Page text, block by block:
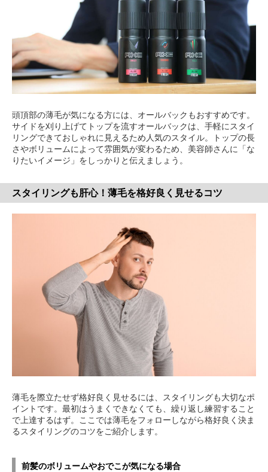
頭頂部の薄毛が気になる方には、オールバックもおすすめです。
サイドを刈り上げてトップを流すオールバックは、手軽にスタイ
リングできておしゃれに見えるため人気のスタイル。トップの長
さやボリュームによって雰囲気が変わるため、美容師さんに「な
りたいイメージ」をしっかりと伝えましょう。
スタイリングも肝心！薄毛を格好良く見せるコツ
薄毛を際立たせず格好良く見せるには、スタイリングも大切なポ
イントです。最初はうまくできなくても、繰り返し練習すること
で上達するはず。ここでは薄毛をフォローしながら格好良く決ま
るスタイリングのコツをご紹介します。
前髪のボリュームやおでこが気になる場合